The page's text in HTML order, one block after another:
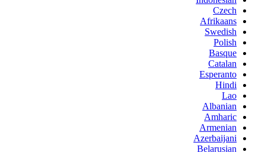
Czech
Afrikaans
Swedish
Polish
Basque
Catalan
Esperanto
Hindi
Lao
Albanian
Amharic
Armenian
Azerbaijani
Belarusian